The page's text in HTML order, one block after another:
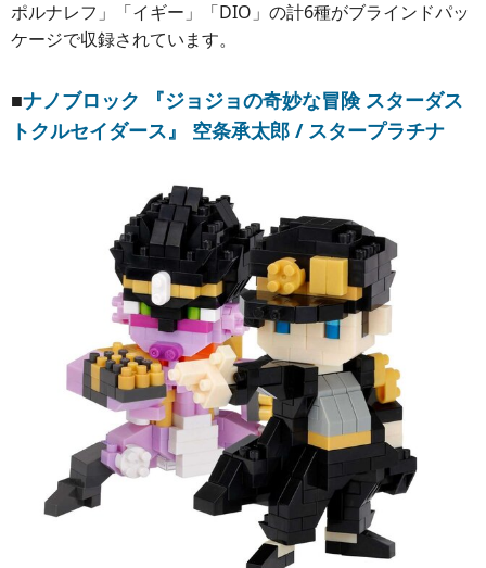
ポルナレフ」「イギー」「DIO」の計6種がブラインドパッ
ケージで収録されています。
■ナノブロック 『ジョジョの奇妙な冒険 スターダス
トクルセイダース』 空条承太郎 / スタープラチナ